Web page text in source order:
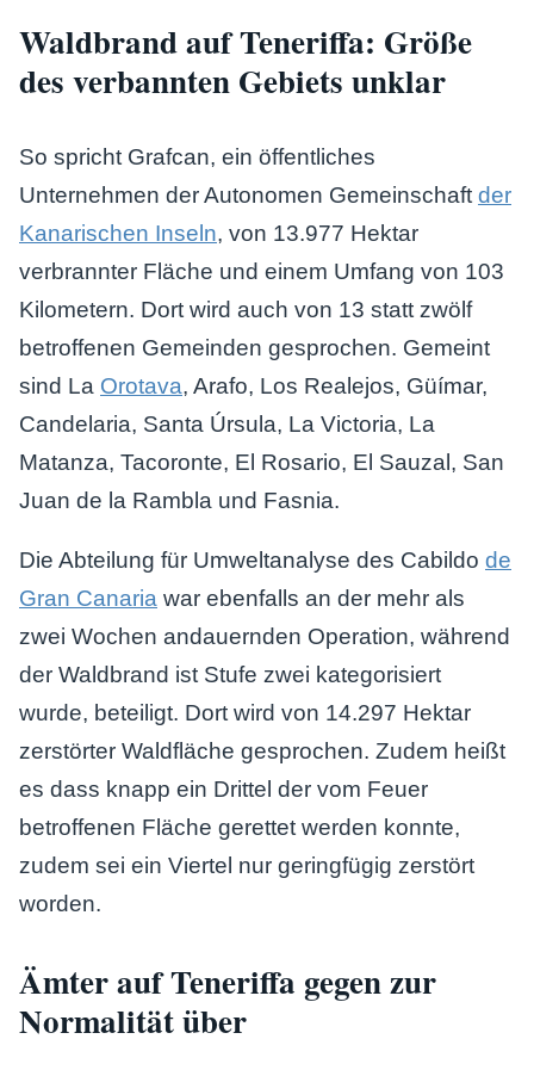
Waldbrand auf Teneriffa: Größe
des verbannten Gebiets unklar
So spricht Grafcan, ein öffentliches
Unternehmen der Autonomen Gemeinschaft der
Kanarischen Inseln, von 13.977 Hektar
verbrannter Fläche und einem Umfang von 103
Kilometern. Dort wird auch von 13 statt zwölf
betroffenen Gemeinden gesprochen. Gemeint
sind La Orotava, Arafo, Los Realejos, Güímar,
Candelaria, Santa Úrsula, La Victoria, La
Matanza, Tacoronte, El Rosario, El Sauzal, San
Juan de la Rambla und Fasnia.
Die Abteilung für Umweltanalyse des Cabildo de
Gran Canaria war ebenfalls an der mehr als
zwei Wochen andauernden Operation, während
der Waldbrand ist Stufe zwei kategorisiert
wurde, beteiligt. Dort wird von 14.297 Hektar
zerstörter Waldfläche gesprochen. Zudem heißt
es dass knapp ein Drittel der vom Feuer
betroffenen Fläche gerettet werden konnte,
zudem sei ein Viertel nur geringfügig zerstört
worden.
Ämter auf Teneriffa gegen zur
Normalität über